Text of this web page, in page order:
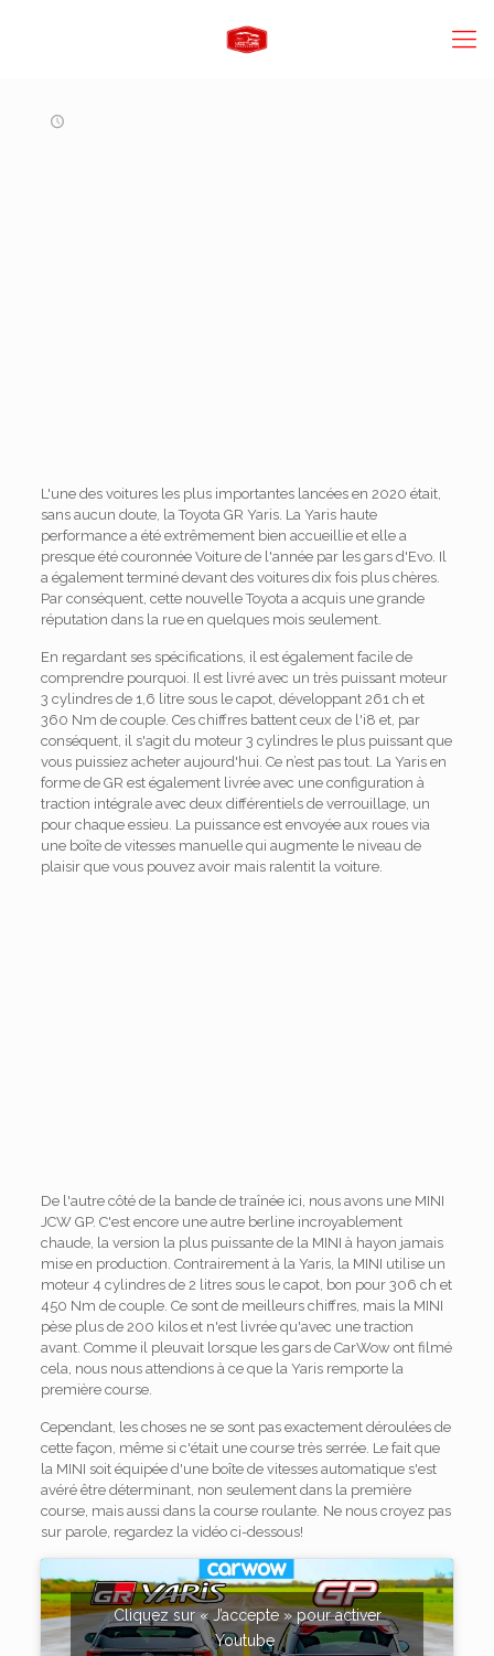
L'une des voitures les plus importantes lancées en 2020 était,
sans aucun doute, la Toyota GR Yaris. La Yaris haute
performance a été extrêmement bien accueillie et elle a
presque été couronnée Voiture de l'année par les gars d'Evo. Il
a également terminé devant des voitures dix fois plus chères.
Par conséquent, cette nouvelle Toyota a acquis une grande
réputation dans la rue en quelques mois seulement.
En regardant ses spécifications, il est également facile de
comprendre pourquoi. Il est livré avec un très puissant moteur
3 cylindres de 1,6 litre sous le capot, développant 261 ch et
360 Nm de couple. Ces chiffres battent ceux de l'i8 et, par
conséquent, il s'agit du moteur 3 cylindres le plus puissant que
vous puissiez acheter aujourd'hui. Ce n’est pas tout. La Yaris en
forme de GR est également livrée avec une configuration à
traction intégrale avec deux différentiels de verrouillage, un
pour chaque essieu. La puissance est envoyée aux roues via
une boîte de vitesses manuelle qui augmente le niveau de
plaisir que vous pouvez avoir mais ralentit la voiture.
De l'autre côté de la bande de traînée ici, nous avons une MINI
JCW GP. C'est encore une autre berline incroyablement
chaude, la version la plus puissante de la MINI à hayon jamais
mise en production. Contrairement à la Yaris, la MINI utilise un
moteur 4 cylindres de 2 litres sous le capot, bon pour 306 ch et
450 Nm de couple. Ce sont de meilleurs chiffres, mais la MINI
pèse plus de 200 kilos et n'est livrée qu'avec une traction
avant. Comme il pleuvait lorsque les gars de CarWow ont filmé
cela, nous nous attendions à ce que la Yaris remporte la
première course.
Cependant, les choses ne se sont pas exactement déroulées de
cette façon, même si c'était une course très serrée. Le fait que
la MINI soit équipée d'une boîte de vitesses automatique s'est
avéré être déterminant, non seulement dans la première
course, mais aussi dans la course roulante. Ne nous croyez pas
sur parole, regardez la vidéo ci-dessous!
Cliquez sur « J’accepte » pour activer
Youtube